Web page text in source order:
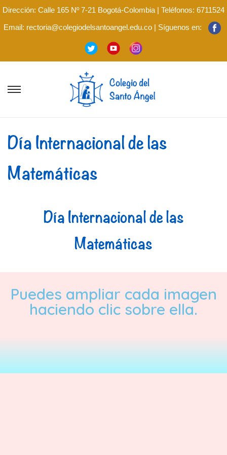
Dirección: Calle 165 Nº 7-21 Bogotá-Colombia | Teléfonos: 6711524
Email: rectoria@colegiodelsantoangel.edu.co | Síguenos en:
Día Internacional de las
Matemáticas
Día Internacional de las
Matemáticas
Puedes ampliar cada imagen
haciendo clic sobre ella.